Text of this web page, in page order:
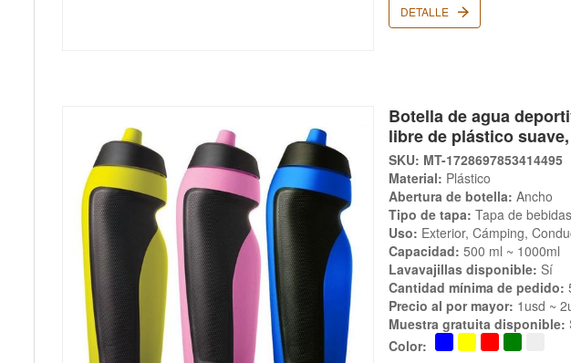
DETALLE
Botella de agua
libre de plástico
SKU: MT-1728697853414495
Material: Plástico
Abertura de botella: Ancho
Tipo de tapa: Tapa de bebidas
Uso: Exterior, Cámping,
Capacidad: 500 ml ~ 1000ml
Lavavajillas disponible: Sí
Cantidad mínima de pedido:
Precio al por mayor: 1usd ~
Muestra gratuita disponible:
Color: